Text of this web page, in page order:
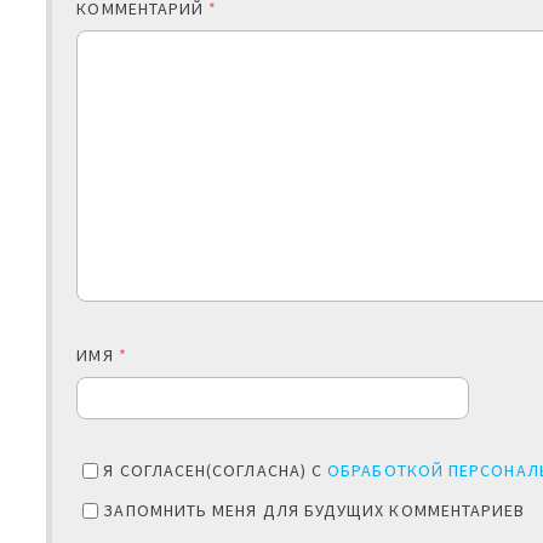
КОММЕНТАРИЙ *
ИМЯ *
Я СОГЛАСЕН(СОГЛАСНА) СОБРАБОТКОЙ
ЗАПОМНИТЬ МЕНЯ ДЛЯ БУДУЩИХ КОММЕНТАРИЕВ